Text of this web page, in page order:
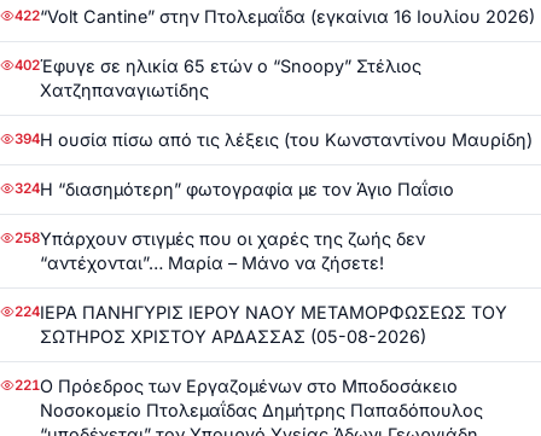
422“Volt Cantine” στην Πτολεμαΐδα (εγκαίνια 16 Ιουλίου 2026)
402Έφυγε σε ηλικία 65 ετών ο “Snoopy” Στέλιος
Χατζηπαναγιωτίδης
394Η ουσία πίσω από τις λέξεις (του Κωνσταντίνου Μαυρίδη)
324Η “διασημότερη” φωτογραφία με τον Άγιο Παΐσιο
258Υπάρχουν στιγμές που οι χαρές της ζωής δεν
“αντέχονται”… Μαρία – Μάνο να ζήσετε!
224ΙΕΡΑ ΠΑΝΗΓΥΡΙΣ ΙΕΡΟΥ ΝΑΟΥ ΜΕΤΑΜΟΡΦΩΣΕΩΣ ΤΟΥ
ΣΩΤΗΡΟΣ ΧΡΙΣΤΟΥ ΑΡΔΑΣΣΑΣ (05-08-2026)
221Ο Πρόεδρος των Εργαζομένων στο Μποδοσάκειο
Νοσοκομείο Πτολεμαΐδας Δημήτρης Παπαδόπουλος